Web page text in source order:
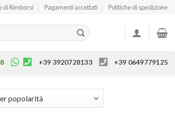
di Rimborsi Pagamenti accettati Politiche di spedizione
+39 3920728133 +39 0649779125